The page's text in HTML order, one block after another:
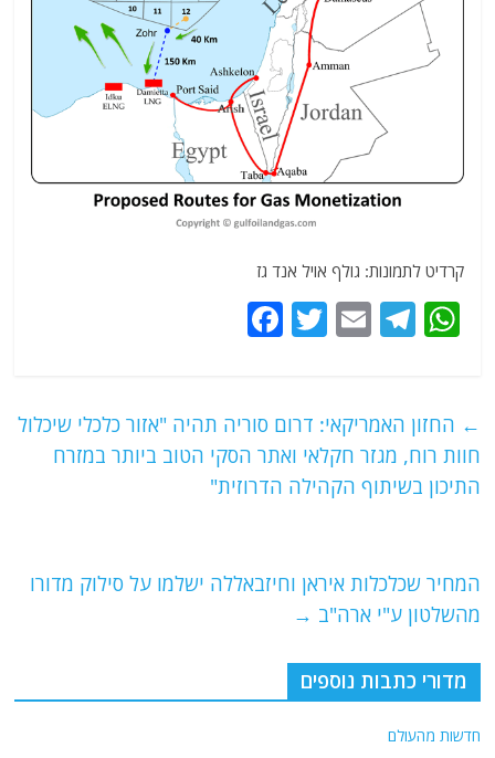
קרדיט לתמונות: גולף אויל אנד גז
W
s
A
p
T
g
ra
m
E
l
T
er
e
b
o
k
← החזון האמריקאי: דרום סוריה תהיה "אזור כלכלי שיכלול
חוות רוח, מגזר חקלאי ואתר הסקי הטוב ביותר במזרח
התיכון בשיתוף הקהילה הדרוזית"
המחיר שכלכלות איראן וחיזבאללה ישלמו על סילוק מדורו
מהשלטון ע"י ארה"ב →
מדורי כתבות נוספים
חדשות מהעולם